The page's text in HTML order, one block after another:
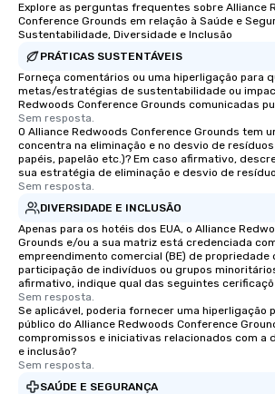
Explore as perguntas frequentes sobre Alliance
Conference Grounds em relação à Saúde e
Sustentabilidade, Diversidade e Inclusão
PRÁTICAS SUSTENTÁVEIS
Forneça comentários ou uma hiperligação para
metas/estratégias de sustentabilidade ou
Redwoods Conference Grounds comunicadas
Sem resposta.
O Alliance Redwoods Conference Grounds tem
concentra na eliminação e no desvio de
papéis, papelão etc.)? Em caso afirmativo,
sua estratégia de eliminação e desvio de
Sem resposta.
DIVERSIDADE E INCLUSÃO
Apenas para os hotéis dos EUA, o Alliance
Grounds e/ou a sua matriz está credenciada
empreendimento comercial (BE) de propriedade
participação de indivíduos ou grupos
afirmativo, indique qual das seguintes
Sem resposta.
Se aplicável, poderia fornecer uma hiperligação
público do Alliance Redwoods Conference
compromissos e iniciativas relacionados com a
e inclusão?
Sem resposta.
SAÚDE E SEGURANÇA